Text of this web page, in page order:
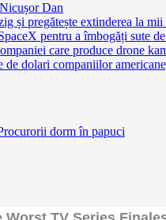
Dan
și pregătește extinderea la mii
pentru a îmbogăți sute
care produce drone
dolari companiilor
dorm în papuci